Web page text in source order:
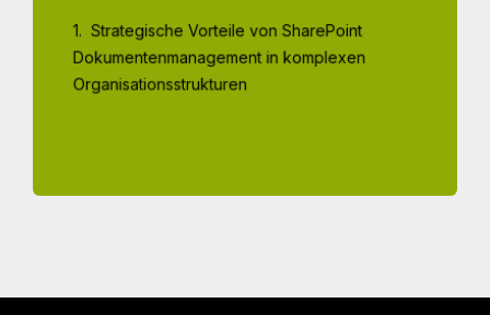
1. Strategische Vorteile von SharePoint
Dokumentenmanagement in komplexen
Organisationsstrukturen